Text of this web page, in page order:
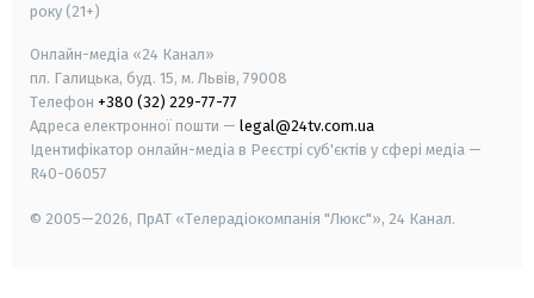
року (21+)
Онлайн-медіа «24 Канал»
пл. Галицька, буд. 15, м. Львів, 79008
Телефон +380 (32) 229-77-77
Адреса електронної пошти — legal@24tv.com.ua
Ідентифікатор онлайн-медіа в Реєстрі суб'єктів у сфері медіа —
R40-06057
© 2005—2026, ПрАТ «Телерадіокомпанія "Люкс"», 24 Канал.